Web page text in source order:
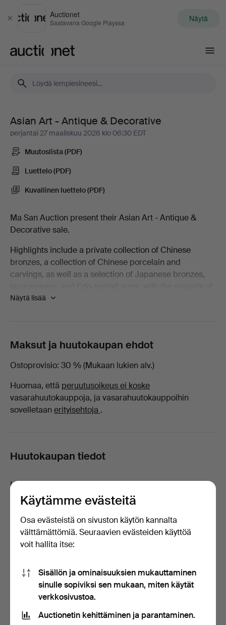
Sulje
Auctionet
Saatavana Google Playssa Näytä
Asian
Art
Antique
Decorative
Lasi
San
Auction
yrityksessä
Asian Art - Antique & Decorative
perjantai 27 maaliskuu 2026 klo 06:30 EDT
Muutoslista (PDF)
Luettelo (PDF)
Kuvallinen luettelo (PDF)
Ma San Auction present their Asian Art - Antique &
Decorative sale.
Highlights include a private collection of Chinese
bronzes, a collection of Chinese porcelain and
carvings, as well as a selection of Japanese bronzes,
lots being offered with no reserve!
Näytä lisää
Maksut ja huutokaupan ehdot
Ostoprovisio 30 % (Mukaan lukien alv.)
Huomaa, että peruutusoikeus ei koske
vasarahuutokauppoja, ja vasarahuutokauppoihin
sovelletaan erityisehtoja .
Huutokaupan tiedot
In-house viewing from Monday 23rd to Thursday 26th,
10:30am to 5:30pm.
Suodata
San Auction -yrityksessä
1 esine
Käynnissä
olevat
Lajittele
Käytämme evästeitä
Osa evästeistä on sivuston käytön kannalta
välttämättömiä. Seuraavien evästeiden käyttöä
voit hallita itse:
Sisällön ja ominaisuuksien mukauttaminen
sinulle sopiviksi sen mukaan, miten käytät
verkkosivustoa.
Auctionetin kehittäminen ja parantaminen.